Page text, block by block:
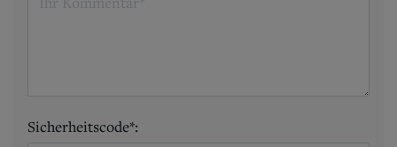
Sicherheitscode*: